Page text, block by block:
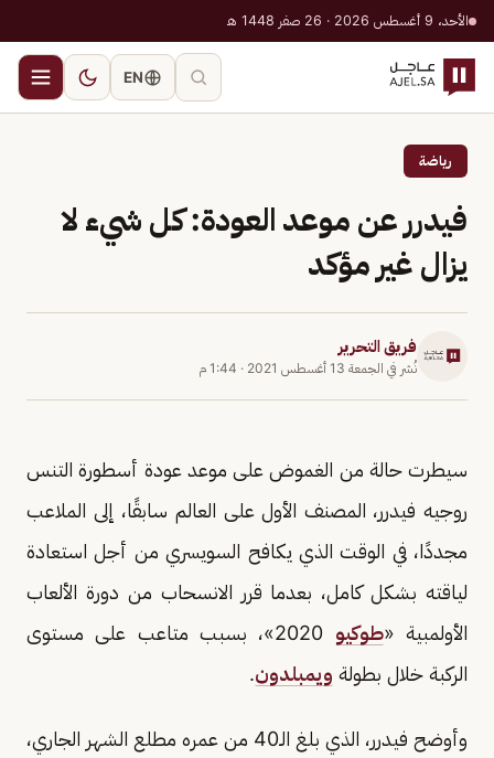
الأحد، 9 أغسطس 2026 · 26 صفر 1448 هـ
EN
رياضة
فيدرر عن موعد العودة: كل شيء لا
يزال غير مؤكد
فريق التحرير
نُشر في الجمعة 13 أغسطس 2021 · 1:44 م
سيطرت حالة من الغموض على موعد عودة أسطورة التنس
روجيه فيدرر، المصنف الأول على العالم سابقًا، إلى الملاعب
مجددًا، في الوقت الذي يكافح السويسري من أجل استعادة
لياقته بشكل كامل، بعدما قرر الانسحاب من دورة الألعاب
الأولمبية «طوكيو
2020»، بسبب متاعب على مستوى
الركبة خلال بطولة ويمبلدون.
وأوضح فيدرر، الذي بلغ الـ40 من عمره مطلع الشهر الجاري،